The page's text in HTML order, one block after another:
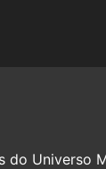
do Universo